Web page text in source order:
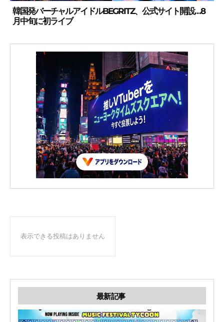
韓国発バーチャルアイドルBEGRITZ、公式サイト開設…8
月中旬に初ライブ
表示できる投稿はありません
最新記事